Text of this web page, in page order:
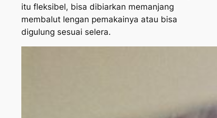
itu fleksibel, bisa dibiarkan memanjang
membalut lengan pemakainya atau bisa
digulung sesuai selera.